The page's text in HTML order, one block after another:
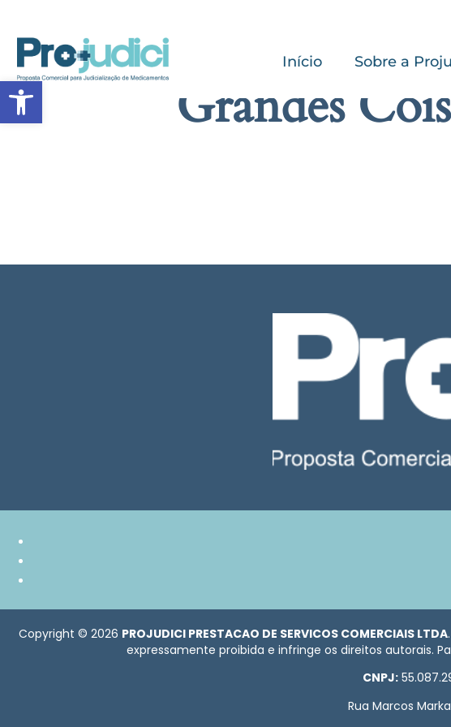
Abrir a barra de ferramentas
Início Sobre a
Grandes
Copyright © 2026 PROJUDICI PRESTACAO DE SERVICOS COMERCIAIS LTDA
expressamente proibida e infringe os direitos autorais.
CNPJ:
Rua Marcos